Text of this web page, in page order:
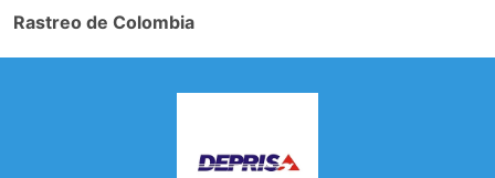
Rastreo de Colombia